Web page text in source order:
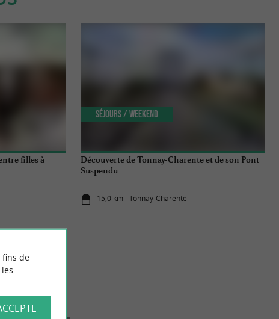
filles à
Découverte de Tonnay-Charente et de son Pont
Suspendu
15,0 km - Tonnay-Charente
Séjours / Weekend
fins de